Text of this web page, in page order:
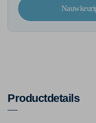
Productdetails